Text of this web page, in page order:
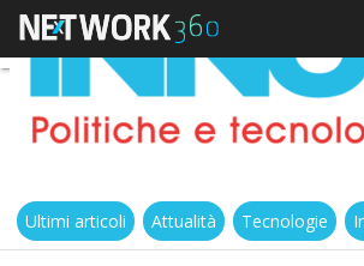
Ultimi articoli Attualità Tecnologie